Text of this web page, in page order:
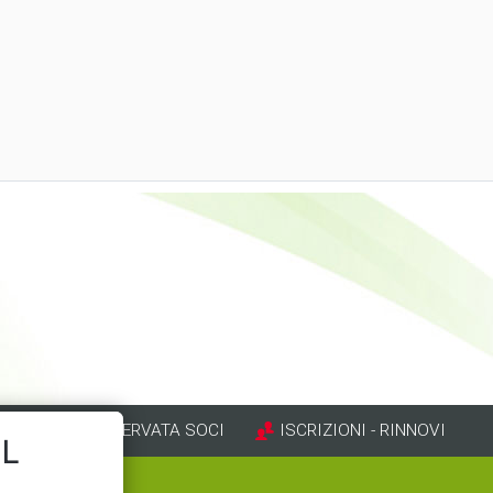
AREA RISERVATA SOCI ISCRIZIONI - RINNOVI